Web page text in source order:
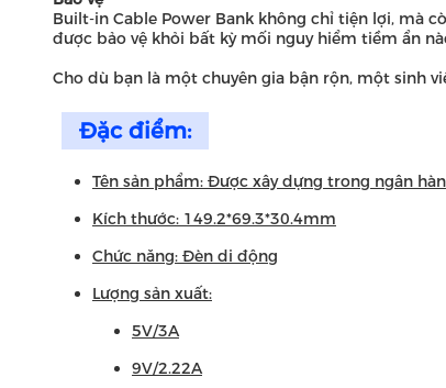
Built-in Cable Power Bank không chỉ tiện lợi, mà
được bảo vệ khỏi bất kỳ mối nguy hiểm tiềm ẩn
Cho dù bạn là một chuyên gia bận rộn, một sinh
Đặc điểm:
Tên sản phẩm: Được xây dựng trong ngân
Kích thước: 149.2*69.3*30.4mm
Chức năng: Đèn di động
Lượng sản xuất:
5V/3A
9V/2.22A